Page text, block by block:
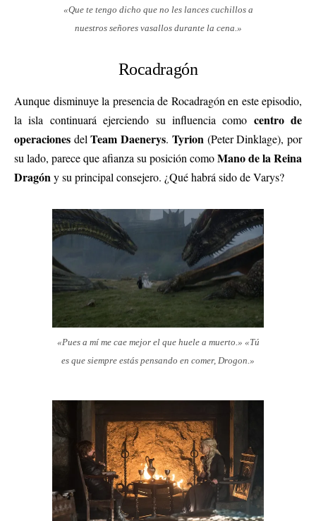
«Que te tengo dicho que no les lances cuchillos a
nuestros señores vasallos durante la cena.»
Rocadragón
Aunque disminuye la presencia de Rocadragón en este episodio,
la isla continuará ejerciendo su influencia como centro de
operaciones delTeam Daenerys. Tyrion (Peter Dinklage), por
su lado, parece que afianza su posición comoMano de la Reina
Dragón y su principal consejero. ¿Qué habrá sido de Varys?
«Pues a mí me cae mejor el que huele a muerto.» «Tú
es que siempre estás pensando en comer, Drogon.»